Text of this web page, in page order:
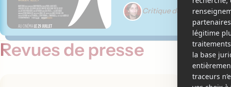
Critique de Martin Gignac
Revues de presse